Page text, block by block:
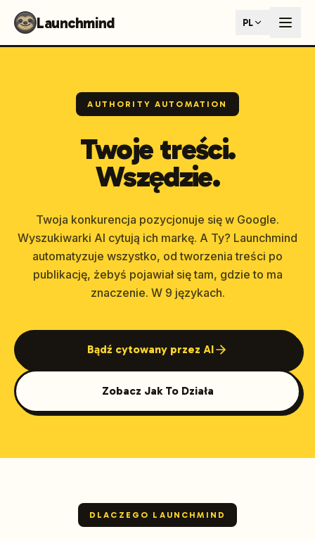
Launchmind - AI SEO Content Generator for Google &
AI-powered SEO articles that rank in both Google and AI
How It Works
Rank in traditional search engines AND get cited by AI
Follow Launchmind on X (Twitter) Connect with
Launchmind PL
AUTHORITY AUTOMATION
Twoje treści.
Wszędzie.
Twoja konkurencja pozycjonuje się w Google.
Wyszukiwarki AI cytują ich markę. A Ty? Launchmind
automatyzuje wszystko, od tworzenia treści po
publikację, żebyś pojawiał się tam, gdzie to ma
znaczenie. W 9 językach.
Bądź cytowany przez AI
Zobacz Jak To Działa
DLACZEGO LAUNCHMIND